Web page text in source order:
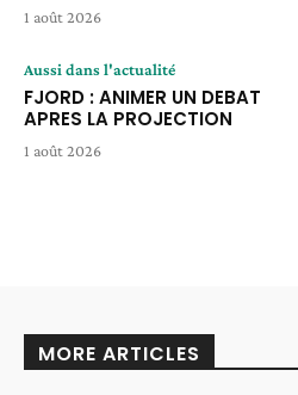
1 août 2026
Aussi dans l'actualité
FJORD : ANIMER UN DEBAT
APRES LA PROJECTION
1 août 2026
MORE ARTICLES